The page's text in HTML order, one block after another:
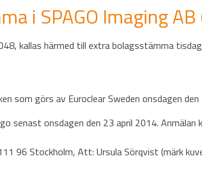
i SPAGO Imaging AB
kallas härmed till extra bolagsstämma
som görs av Euroclear Sweden onsdagen
senast onsdagen den 23 april 2014. Anmälan
96 Stockholm, Att: Ursula Sörqvist (märk